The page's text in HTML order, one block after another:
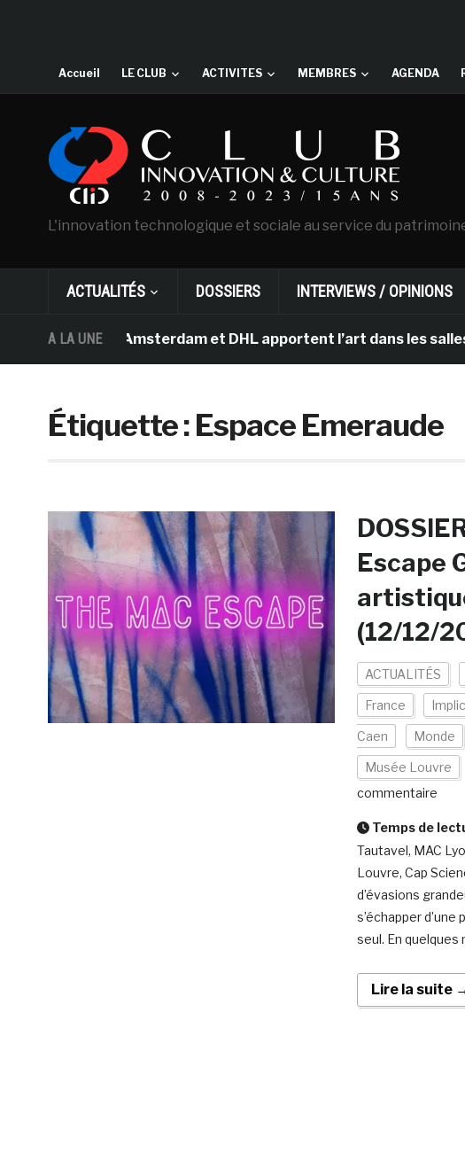
Accueil LE CLUB ACTIVITES MEMBRES AGENDA
L'innovation technologique et sociale au service du
ACTUALITÉS DOSSIERS INTERVIEWS / OPINIONS
A LA UNE
Gogh d’Amsterdam et DHL apportent l’art dans les salles de
Étiquette :Espace Emeraude
Escape
(12/12/
ACTUALITÉS
France
Caen Monde
Musée Louvre
commentaire
Temps de
Tautavel, MAC
Louvre, Cap
d’évasions
s’échapper
seul. En quelques
Lire la suite